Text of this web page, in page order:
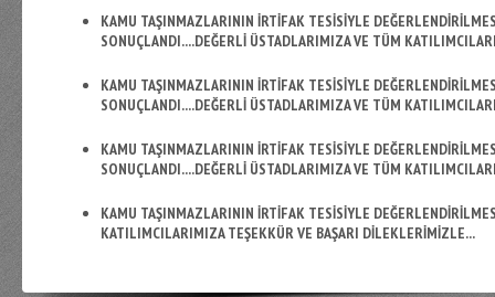
KAMU TAŞINMAZLARININ İRTİFAK TESİSİYLE
SONUÇLANDI....DEĞERLİ ÜSTADLARIMIZA VE TÜM
KAMU TAŞINMAZLARININ İRTİFAK TESİSİYLE
SONUÇLANDI....DEĞERLİ ÜSTADLARIMIZA VE TÜM
KAMU TAŞINMAZLARININ İRTİFAK TESİSİYLE
SONUÇLANDI....DEĞERLİ ÜSTADLARIMIZA VE TÜM
KAMU TAŞINMAZLARININ İRTİFAK TESİSİYLE
KATILIMCILARIMIZA TEŞEKKÜR VE BAŞARI DİLEKLERİMİZLE...